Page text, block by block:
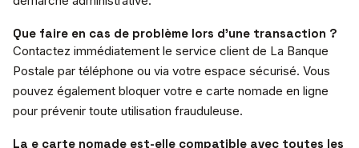
Que faire en cas de problème lors d’une transaction ?
Contactez immédiatement le service client de La Banque
Postale par téléphone ou via votre espace sécurisé. Vous
pouvez également bloquer votre e carte nomade en ligne
pour prévenir toute utilisation frauduleuse.
La e carte nomade est-elle compatible avec toutes les